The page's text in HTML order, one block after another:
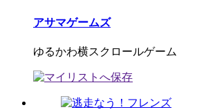
アサマゲームズ
ゆるかわ横スクロールゲーム